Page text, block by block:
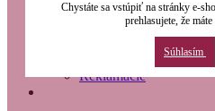
Modernizácia
Reklamácie
Chystáte sa vstúpiť na stránky e-
prehlasujete, že
Súhlasím